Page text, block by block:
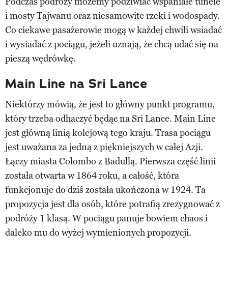
i mosty Tajwanu oraz niesamowite rzeki i wodospady.
Co ciekawe pasażerowie mogą w każdej chwili wsiadać
i wysiadać z pociągu, jeżeli uznają, że chcą udać się na
pieszą wędrówkę.
Main Line na Sri Lance
Niektórzy mówią, że jest to główny punkt programu,
który trzeba odhaczyć będąc na Sri Lance. Main Line
jest główną linią kolejową tego kraju. Trasa pociągu
jest uważana za jedną z piękniejszych w całej Azji.
Łączy miasta Colombo z Badullą. Pierwsza część linii
została otwarta w 1864 roku, a całość, która
funkcjonuje do dziś została ukończona w 1924. Ta
propozycja jest dla osób, które potrafią zrezygnować z
podróży 1 klasą. W pociągu panuje bowiem chaos i
daleko mu do wyżej wymienionych propozycji.